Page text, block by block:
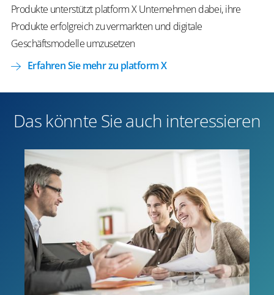
Produkte unterstützt platform X Unternehmen dabei, ihre
Produkte erfolgreich zu vermarkten und digitale
Geschäftsmodelle umzusetzen
Erfahren Sie mehr zu platform X
Das könnte Sie auch interessieren